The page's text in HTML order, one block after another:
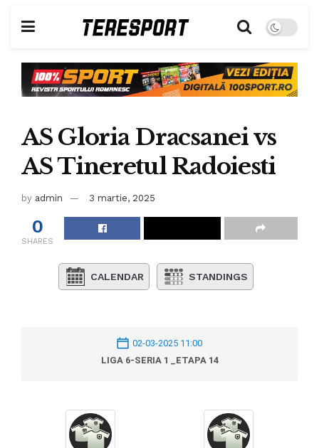
AS Gloria Dracsanei vs
AS Tineretul Radoiesti
by admin 3 martie, 2025
0
SHARES
CALENDAR STANDINGS
02-03-2025 11:00
LIGA 6-SERIA 1 _ETAPA 14